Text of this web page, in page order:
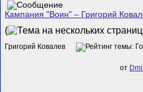
Кампания "Воин" – Григорий
(
Григорий Ковалев
от